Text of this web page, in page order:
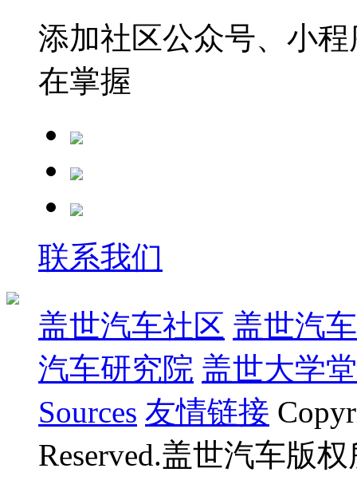
添加社区公众号、小
在掌握
联系我们
盖世汽车社区 盖世汽
汽车研究院 盖世大学堂
Sources 友情链接
Reserved.盖世汽车版